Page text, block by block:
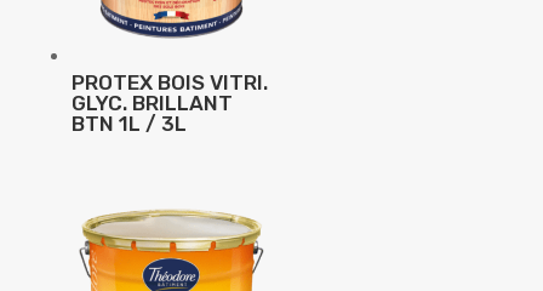
PROTEX BOIS VITRI.
GLYC. BRILLANT
BTN 1L / 3L